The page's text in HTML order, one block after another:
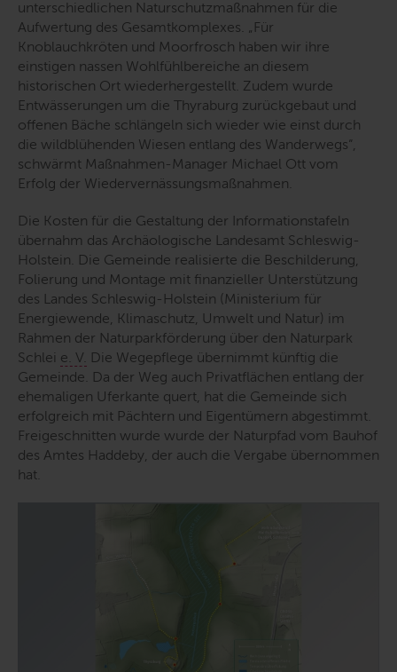
unterschiedlichen Naturschutzmaßnahmen für die
Aufwertung des Gesamtkomplexes. „Für
Knoblauchkröten und Moorfrosch haben wir ihre
einstigen nassen Wohlfühlbereiche an diesem
historischen Ort wiederhergestellt. Zudem wurde
Entwässerungen um die Thyraburg zurückgebaut und
offenen Bäche schlängeln sich wieder wie einst durch
die wildblühenden Wiesen entlang des Wanderwegs“,
schwärmt Maßnahmen-Manager Michael Ott vom
Erfolg der Wiedervernässungsmaßnahmen.
Die Kosten für die Gestaltung der Informationstafeln
übernahm das Archäologische Landesamt Schleswig-
Holstein. Die Gemeinde realisierte die Beschilderung,
Folierung und Montage mit finanzieller Unterstützung
des Landes Schleswig-Holstein (Ministerium für
Energiewende, Klimaschutz, Umwelt und Natur) im
Rahmen der Naturparkförderung über den Naturpark
Schlei e. V. Die Wegepflege übernimmt künftig die
Gemeinde. Da der Weg auch Privatflächen entlang der
ehemaligen Uferkante quert, hat die Gemeinde sich
erfolgreich mit Pächtern und Eigentümern abgestimmt.
Freigeschnitten wurde wurde der Naturpfad vom Bauhof
des Amtes Haddeby, der auch die Vergabe übernommen
hat.